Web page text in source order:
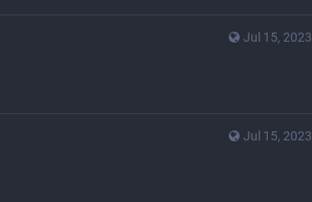
Jul 15, 2023
Jul 15, 2023